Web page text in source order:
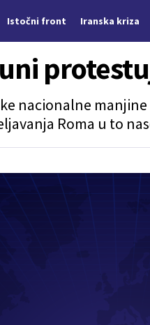
Istočni front Iranska kriza
nacionalne
Roma u to